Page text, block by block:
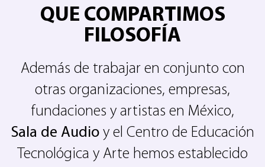
QUE COMPARTIMOS
FILOSOFÍA
Además de trabajar en conjunto con
otras organizaciones, empresas,
fundaciones y artistas en México,
Sala de Audio y el Centro de Educación
Tecnológica y Arte hemos establecido